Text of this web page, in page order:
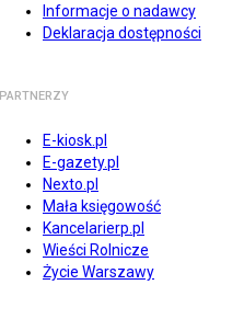
Informacje o nadawcy
Deklaracja dostępności
PARTNERZY
E-kiosk.pl
E-gazety.pl
Nexto.pl
Mała księgowość
Kancelarierp.pl
Wieści Rolnicze
Życie Warszawy